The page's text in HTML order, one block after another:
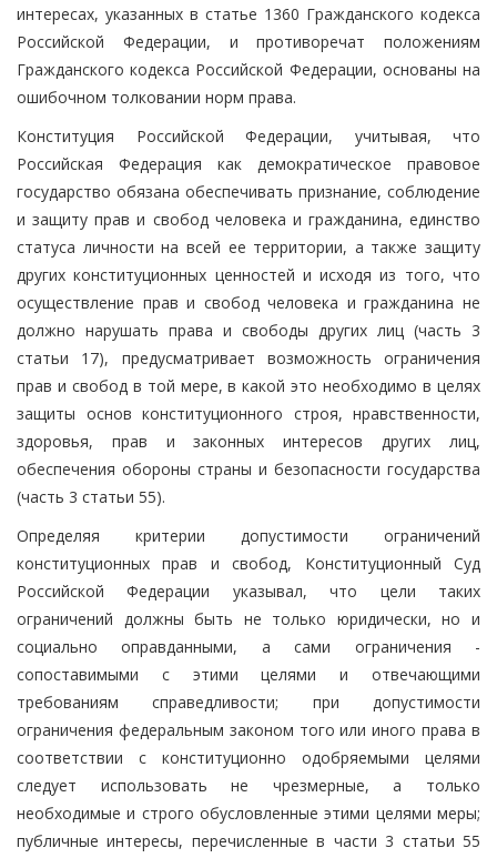
интересах, указанных в статье 1360 Гражданского кодекса
Российской Федерации, и противоречат положениям
Гражданского кодекса Российской Федерации, основаны на
ошибочном толковании норм права.
Конституция Российской Федерации, учитывая, что
Российская Федерация как демократическое правовое
государство обязана обеспечивать признание, соблюдение
и защиту прав и свобод человека и гражданина, единство
статуса личности на всей ее территории, а также защиту
других конституционных ценностей и исходя из того, что
осуществление прав и свобод человека и гражданина не
должно нарушать права и свободы других лиц (часть 3
статьи 17), предусматривает возможность ограничения
прав и свобод в той мере, в какой это необходимо в целях
защиты основ конституционного строя, нравственности,
здоровья, прав и законных интересов других лиц,
обеспечения обороны страны и безопасности государства
(часть 3 статьи 55).
Определяя критерии допустимости ограничений
конституционных прав и свобод, Конституционный Суд
Российской Федерации указывал, что цели таких
ограничений должны быть не только юридически, но и
социально оправданными, а сами ограничения -
сопоставимыми с этими целями и отвечающими
требованиям справедливости; при допустимости
ограничения федеральным законом того или иного права в
соответствии с конституционно одобряемыми целями
следует использовать не чрезмерные, а только
необходимые и строго обусловленные этими целями меры;
публичные интересы, перечисленные в части 3 статьи 55